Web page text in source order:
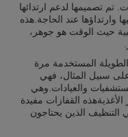
تم تصميمها لدعم ارتدائها
وارتداؤها عند الحاجة.هذه
حيث الوقت هو جوهر،
المستخدمة مرة
سبيل المثال، فهي
والعيادات.وهي
القفازات مفيدة
الذين يحتاجون